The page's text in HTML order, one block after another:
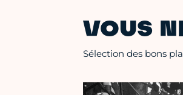
VOUS
Sélection des bons